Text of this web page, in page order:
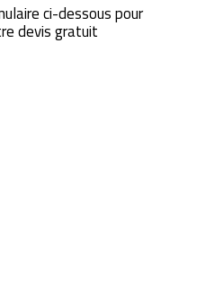
ci-dessous pour
devis gratuit